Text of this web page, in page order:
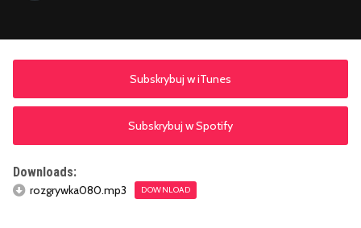
Subskrybuj w iTunes
Subskrybuj w Spotify
Downloads:
rozgrywka080.mp3 DOWNLOAD